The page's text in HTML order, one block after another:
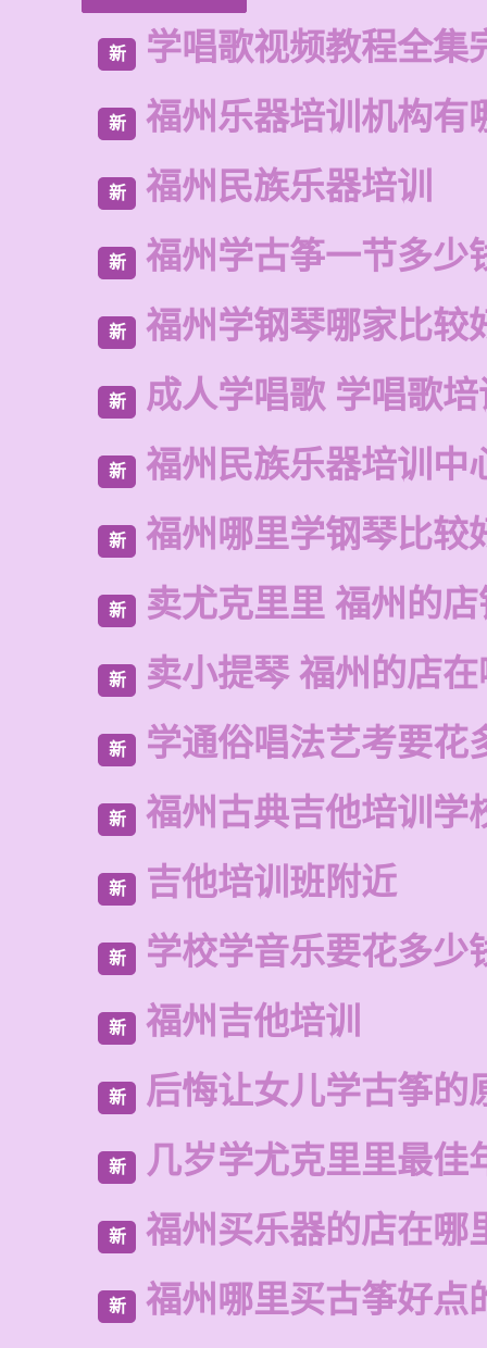
新 学唱歌视频教程全集
新 福州乐器培训机构有
新 福州民族乐器培训
新 福州学古筝一节多少
新 福州学钢琴哪家比较
新 成人学唱歌 学唱歌
新 福州民族乐器培训中
新 福州哪里学钢琴比较
新 卖尤克里里 福州的
新 卖小提琴 福州的店
新 学通俗唱法艺考要花
新 福州古典吉他培训学
新 吉他培训班附近
新 学校学音乐要花多少
新 福州吉他培训
新 后悔让女儿学古筝的
新 几岁学尤克里里最佳
新 福州买乐器的店在哪
新 福州哪里买古筝好点